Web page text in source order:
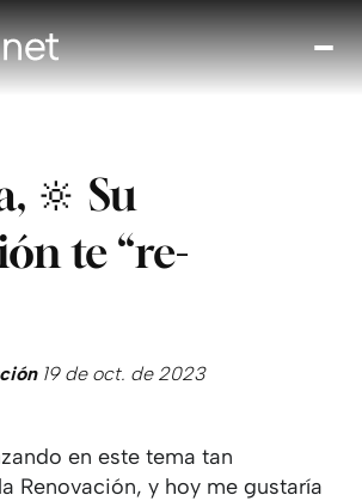
🔆 Su
te “re-
19 de oct. de 2023
en este tema tan
Renovación, y hoy me gustaría